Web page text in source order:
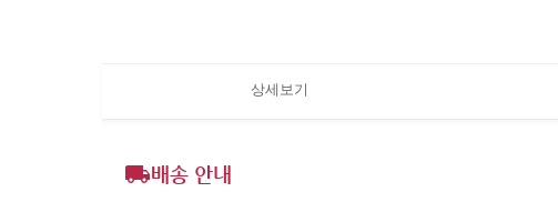
상세보기
배송 안내